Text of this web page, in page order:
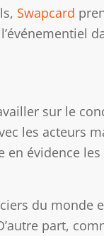
Swapcard
sur le
les acteurs
évidence
du monde
part,